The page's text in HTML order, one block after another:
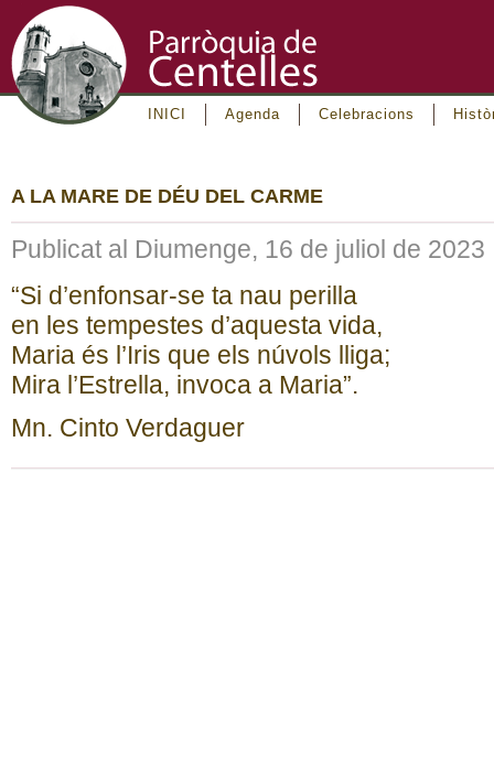
INICI Agenda Celebracions
A LA MARE DE DÉU DEL CARME
Publicat al Diumenge, 16 de juliol de 2023
“Si d’enfonsar-se ta nau perilla
en les tempestes d’aquesta vida,
Maria és l’Iris que els núvols lliga;
Mira l’Estrella, invoca a Maria”.
Mn. Cinto Verdaguer